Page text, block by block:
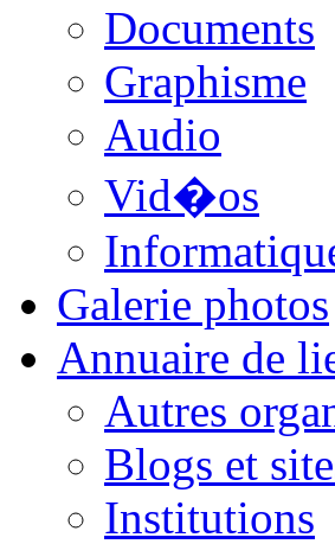
Documents
Graphisme
Audio
Vid�os
Galerie photos
Annuaire de
Autres
Blogs et
Institutions